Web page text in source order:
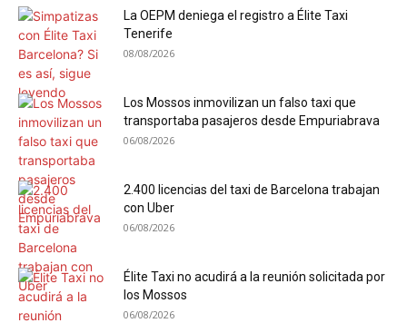
La OEPM deniega el registro a Élite Taxi
Tenerife
08/08/2026
Los Mossos inmovilizan un falso taxi que
transportaba pasajeros desde Empuriabrava
06/08/2026
2.400 licencias del taxi de Barcelona trabajan
con Uber
06/08/2026
Élite Taxi no acudirá a la reunión solicitada por
los Mossos
06/08/2026